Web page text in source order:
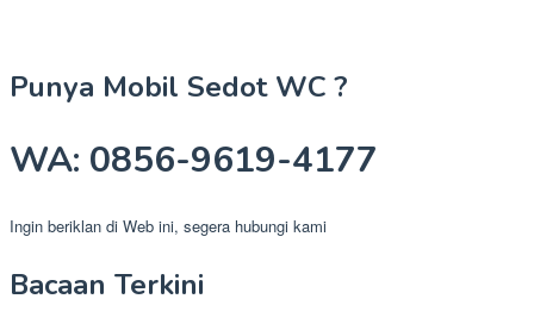
Punya Mobil Sedot WC ?
WA: 0856-9619-4177
Ingin beriklan di Web ini, segera hubungi kami
Bacaan Terkini